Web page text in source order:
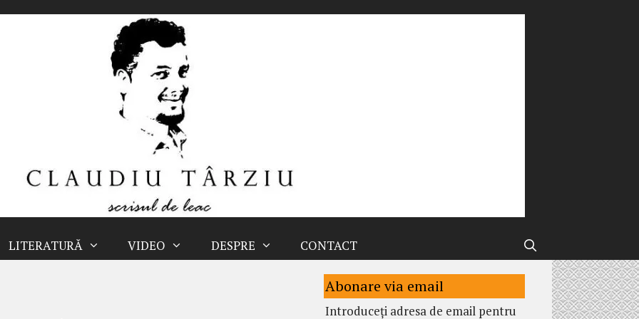
LITERATURĂ VIDEO DESPRE CONTACT
Abonare via email
Introduceți adresa de email pentru